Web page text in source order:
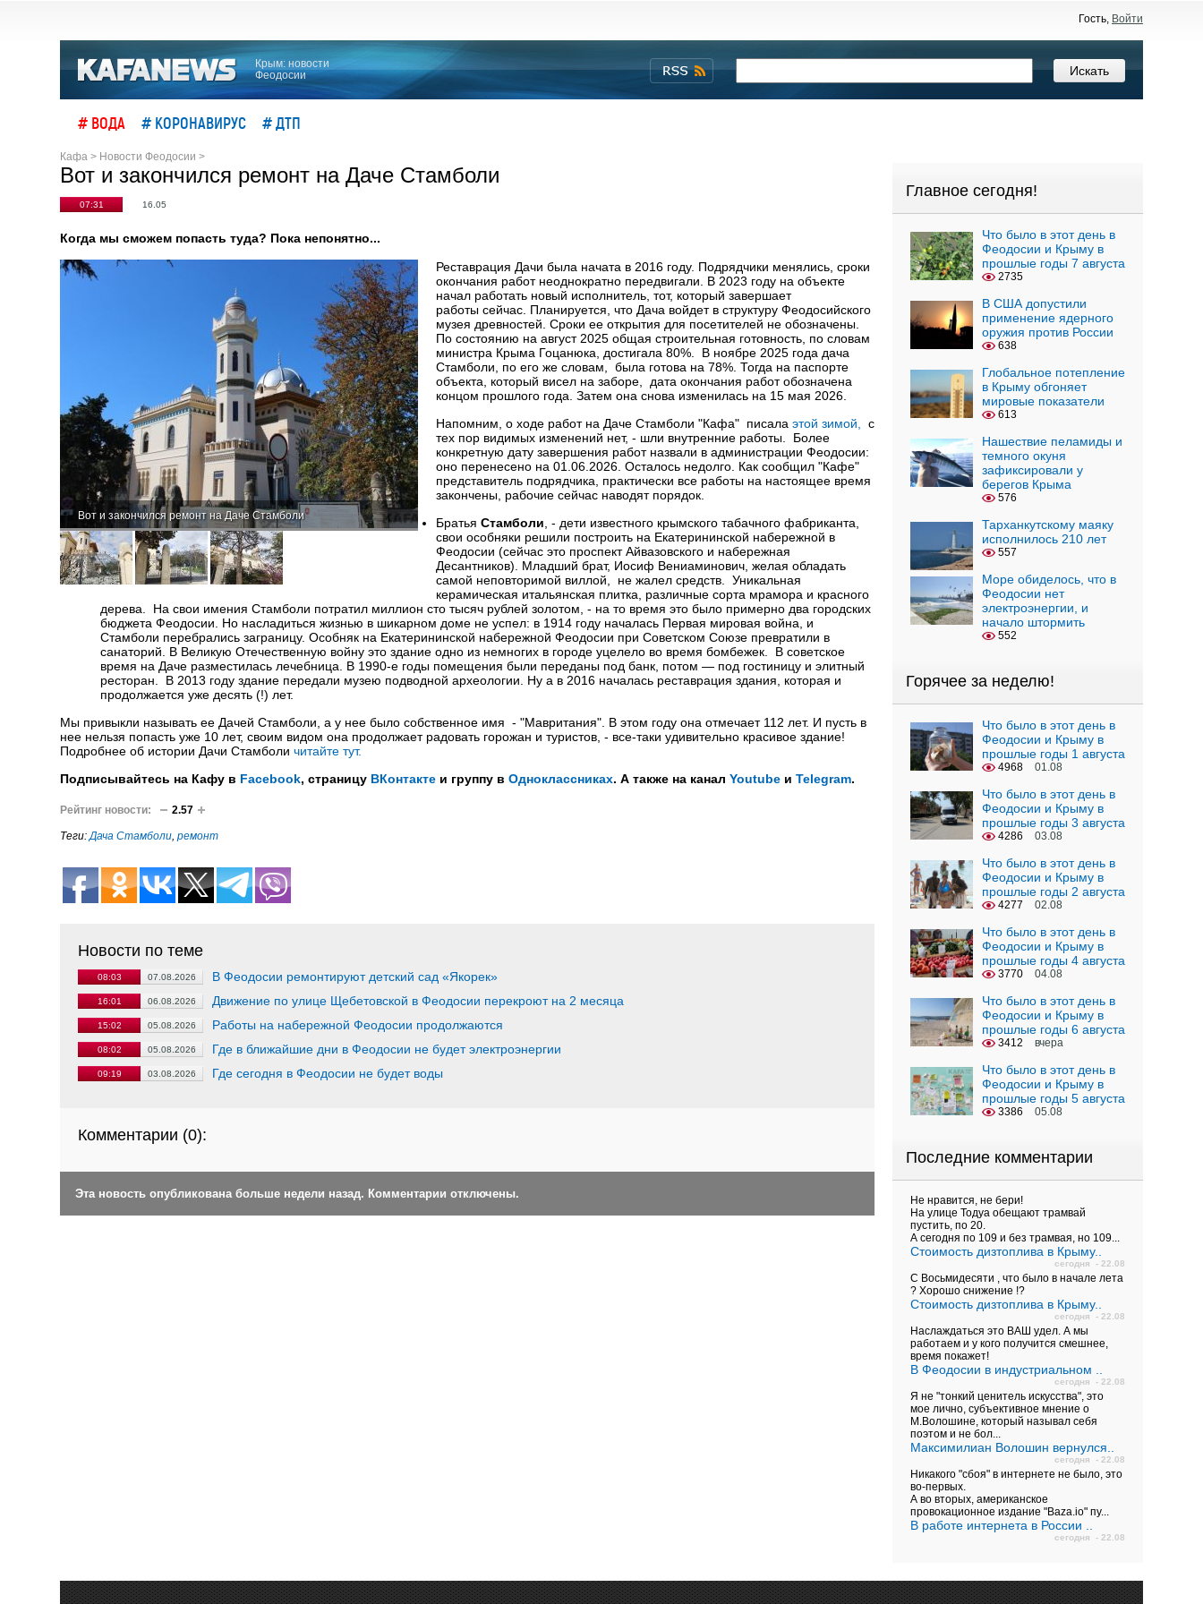
Гость, Войти
Крым: новости
Феодосии
# ВОДА # КОРОНАВИРУС # ДТП
Кафа > Новости Феодосии >
Вот и закончился ремонт на Даче Стамболи
07:31 16.05
Когда мы сможем попасть туда? Пока непонятно...
Вот и закончился ремонт на Даче Стамболи
Реставрация Дачи была начата в 2016 году. Подрядчики менялись, сроки
окончания работ неоднократно передвигали. В 2023 году на объекте
начал работать новый исполнитель, тот, который завершает
работы сейчас. Планируется, что Дача войдет в структуру Феодосийского
музея древностей. Сроки ее открытия для посетителей не обозначены.
По состоянию на август 2025 общая строительная готовность, по словам
министра Крыма Гоцанюка, достигала 80%. В ноябре 2025 года дача
Стамболи, по его же словам, была готова на 78%. Тогда на паспорте
объекта, который висел на заборе, дата окончания работ обозначена
концом прошлого года. Затем она снова изменилась на 15 мая 2026.
Напомним, о ходе работ на Даче Стамболи "Кафа" писала этой зимой,
с
тех пор видимых изменений нет, - шли внутренние работы. Более
конкретную дату завершения работ назвали в администрации Феодосии:
оно перенесено на 01.06.2026. Осталось недолго. Как сообщил "Кафе"
представитель подрядчика, практически все работы на настоящее время
закончены, рабочие сейчас наводят порядок.
Братья Стамболи , - дети известного крымского табачного фабриканта,
свои особняки решили построить на Екатерининской набережной в
Феодосии (сейчас это проспект Айвазовского и набережная
Десантников). Младший брат, Иосиф Вениаминович, желая обладать
самой неповторимой виллой, не жалел средств. Уникальная
керамическая итальянская плитка, различные сорта мрамора и красного
дерева. На свои имения Стамболи потратил миллион сто тысяч рублей золотом, - на то время это было примерно два городских
бюджета Феодосии. Но насладиться жизнью в шикарном доме не успел: в 1914 году началась Первая мировая война, и
Стамболи перебрались заграницу. Особняк на Екатерининской набережной Феодосии при Советском Союзе превратили в
санаторий. В Великую Отечественную войну это здание одно из немногих в городе уцелело во время бомбежек. В советское
время на Даче разместилась лечебница. В 1990-е годы помещения были переданы под банк, потом — под гостиницу и элитный
ресторан. В 2013 году здание передали музею подводной археологии. Ну а в 2016 началась реставрация здания, которая и
продолжается уже десять (!) лет.
Мы привыкли называть ее Дачей Стамболи, а у нее было собственное имя - "Мавритания". В этом году она отмечает 112 лет. И пусть в
нее нельзя попасть уже 10 лет, своим видом она продолжает радовать горожан и туристов, - все-таки удивительно красивое здание!
Подробнее об истории Дачи Стамболи читайте тут.
Подписывайтесь на Кафу в Facebook, страницу ВКонтакте и группу в Одноклассниках. А также на канал Youtube и Telegram.
Рейтинг новости: 2.57
Теги:Дача Стамболи, ремонт
Новости по теме
08:03 07.08.2026 В Феодосии ремонтируют детский сад «Якорек»
16:01 06.08.2026 Движение по улице Щебетовской в Феодосии перекроют на 2 месяца
15:02 05.08.2026 Работы на набережной Феодосии продолжаются
08:02 05.08.2026 Где в ближайшие дни в Феодосии не будет электроэнергии
09:19 03.08.2026 Где сегодня в Феодосии не будет воды
Комментарии (0):
Эта новость опубликована больше недели назад. Комментарии отключены.
Главное сегодня!
Что было в этот день в
Феодосии и Крыму в
прошлые годы 7 августа
2735
В США допустили
применение ядерного
оружия против России
638
Глобальное потепление
в Крыму обгоняет
мировые показатели
613
Нашествие пеламиды и
темного окуня
зафиксировали у
берегов Крыма
576
Тарханкутскому маяку
исполнилось 210 лет
557
Море обиделось, что в
Феодосии нет
электроэнергии, и
начало штормить
552
Горячее за неделю!
Что было в этот день в
Феодосии и Крыму в
прошлые годы 1 августа
4968 01.08
Что было в этот день в
Феодосии и Крыму в
прошлые годы 3 августа
4286 03.08
Что было в этот день в
Феодосии и Крыму в
прошлые годы 2 августа
4277 02.08
Что было в этот день в
Феодосии и Крыму в
прошлые годы 4 августа
3770 04.08
Что было в этот день в
Феодосии и Крыму в
прошлые годы 6 августа
3412 вчера
Что было в этот день в
Феодосии и Крыму в
прошлые годы 5 августа
3386 05.08
Последние комментарии
Не нравится, не бери!
На улице Тодуа обещают трамвай
пустить, по 20.
А сегодня по 109 и без трамвая, но 109...
Стоимость дизтоплива в Крыму..
сегодня - 22.08
С Восьмидесяти , что было в начале лета
? Хорошо снижение !?
Стоимость дизтоплива в Крыму..
сегодня - 22.08
Наслаждаться это ВАШ удел. А мы
работаем и у кого получится смешнее,
время покажет!
В Феодосии в индустриальном ..
сегодня - 22.08
Я не "тонкий ценитель искусства", это
мое лично, субъективное мнение о
М.Волошине, который называл себя
поэтом и не бол...
Максимилиан Волошин вернулся..
сегодня - 22.08
Никакого "сбоя" в интернете не было, это
во-первых.
А во вторых, американское
провокационное издание "Baza.io" пу...
В работе интернета в России ..
сегодня - 22.08